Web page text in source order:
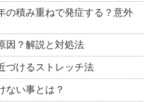
の積み重ねで発症する？意外
因？解説と対処法
づけるストレッチ法
ない事とは？